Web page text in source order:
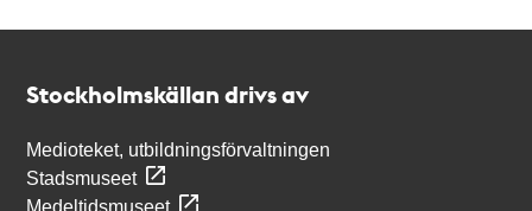
Stockholmskällan drivs av
Medioteket, utbildningsförvaltningen
Stadsmuseet
Medeltidsmuseet